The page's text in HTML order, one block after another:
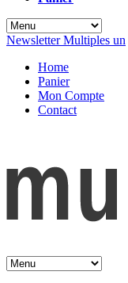
Newsletter Multiples un
Home
Panier
Mon Compte
Contact